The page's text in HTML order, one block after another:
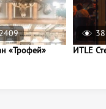
«Трофей»
ИTLE